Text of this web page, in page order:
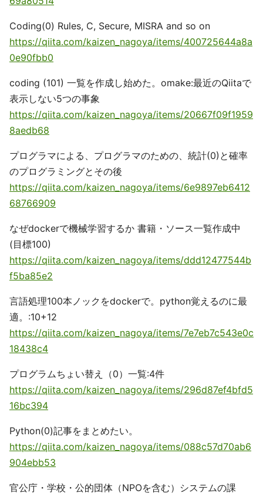
Coding(0) Rules, C, Secure, MISRA and so on
https://qiita.com/kaizen_nagoya/items/400725644a8a
0e90fbb0
coding (101) 一覧を作成し始めた。omake:最近のQiitaで
表示しない5つの事象
https://qiita.com/kaizen_nagoya/items/20667f09f1959
8aedb68
プログラマによる、プログラマのための、統計(0)と確率
のプログラミングとその後
https://qiita.com/kaizen_nagoya/items/6e9897eb6412
68766909
なぜdockerで機械学習するか 書籍・ソース一覧作成中
(目標100)
https://qiita.com/kaizen_nagoya/items/ddd12477544b
f5ba85e2
言語処理100本ノックをdockerで。python覚えるのに最
適。:10+12
https://qiita.com/kaizen_nagoya/items/7e7eb7c543e0c
18438c4
プログラムちょい替え（0）一覧:4件
https://qiita.com/kaizen_nagoya/items/296d87ef4bfd5
16bc394
Python(0)記事をまとめたい。
https://qiita.com/kaizen_nagoya/items/088c57d70ab6
904ebb53
官公庁・学校・公的団体（NPOを含む）システムの課